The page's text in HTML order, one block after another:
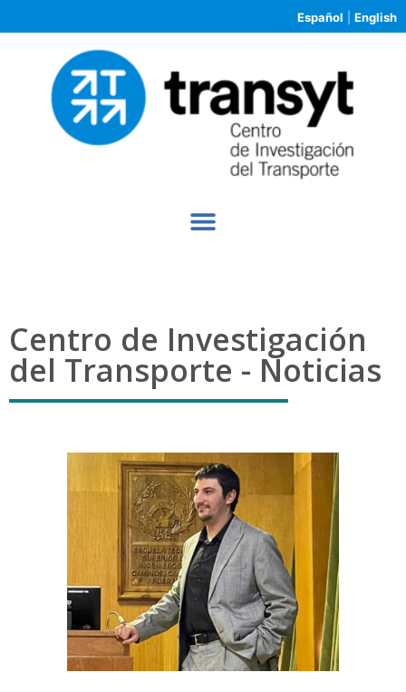
Español English
Centro de Investigación
del Transporte - Noticias